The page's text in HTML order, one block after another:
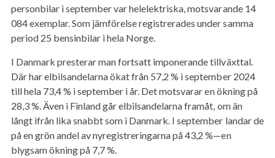
personbilar i september var helelektriska, motsvarande 14
084 exemplar. Som jämförelse registrerades under samma
period 25 bensinbilar i hela Norge.
I Danmark presterar man fortsatt imponerande tillväxttal.
Där har elbilsandelarna ökat från 57,2 % i september 2024
till hela 73,4 % i september i år. Det motsvarar en ökning på
28,3 %. Även i Finland går elbilsandelarna framåt, om än
långt ifrån lika snabbt som i Danmark. I september landar de
på en grön andel av nyregistreringarna på 43,2 %—en
blygsam ökning på 7,7 %.